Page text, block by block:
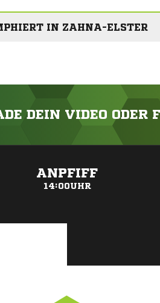
IN ZAHNA-ELSTER
DEIN VIDEO ODER
ANPFIFF
14:00UHR